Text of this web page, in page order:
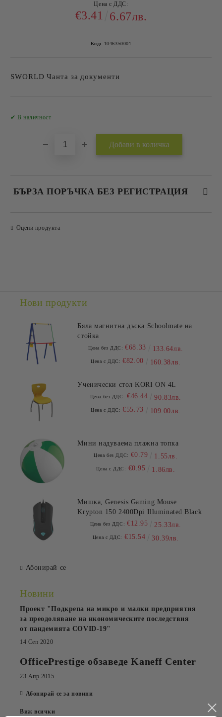
Цена с ДДС:
€3.41 6.67лв.
Код: 1046350001
SWORLD Чанта за документи
✔ В наличност
БЪРЗА ПОРЪЧКА БЕЗ РЕГИСТРАЦИЯ
Оцени продукта
Нови продукти
Бяла магнитна дъска Schoolmate на
стойка
Цена без ДДС: €68.33 133.64лв.
Цена с ДДС: €82.00 160.38лв.
Ученически стол KORI ON 4L
Цена без ДДС: €46.44 90.83лв.
Цена с ДДС: €55.73 109.00лв.
Мини надуваема плажна топка
Цена без ДДС: €0.79 1.55лв.
Цена с ДДС: €0.95 1.86лв.
Мишка, Genesis Gaming Mouse
Krypton 150 2400Dpi Illuminated Black
Цена без ДДС: €12.95 25.33лв.
Цена с ДДС: €15.54 30.39лв.
Абонирай се
Новини
Проект "Подкрепа на микро и малки предприятия
за преодоляване на икономическите последствия
от пандемията COVID-19"
14 Сеп 2020
OfficePrestige обзаведе Kaneff Center
23 Апр 2015
Абонирай се за новини
Виж всички